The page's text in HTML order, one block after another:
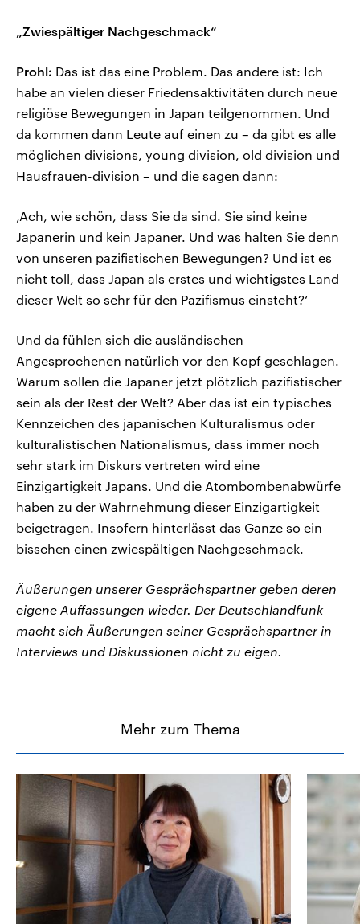
„Zwiespältiger Nachgeschmack“
Prohl: Das ist das eine Problem. Das andere ist: Ich
habe an vielen dieser Friedensaktivitäten durch neue
religiöse Bewegungen in Japan teilgenommen. Und
da kommen dann Leute auf einen zu – da gibt es alle
möglichen divisions, young division, old division und
Hausfrauen-division – und die sagen dann:
‚Ach, wie schön, dass Sie da sind. Sie sind keine
Japanerin und kein Japaner. Und was halten Sie denn
von unseren pazifistischen Bewegungen? Und ist es
nicht toll, dass Japan als erstes und wichtigstes Land
dieser Welt so sehr für den Pazifismus einsteht?‘
Und da fühlen sich die ausländischen
Angesprochenen natürlich vor den Kopf geschlagen.
Warum sollen die Japaner jetzt plötzlich pazifistischer
sein als der Rest der Welt? Aber das ist ein typisches
Kennzeichen des japanischen Kulturalismus oder
kulturalistischen Nationalismus, dass immer noch
sehr stark im Diskurs vertreten wird eine
Einzigartigkeit Japans. Und die Atombombenabwürfe
haben zu der Wahrnehmung dieser Einzigartigkeit
beigetragen. Insofern hinterlässt das Ganze so ein
bisschen einen zwiespältigen Nachgeschmack.
Äußerungen unserer Gesprächspartner geben deren
eigene Auffassungen wieder. Der Deutschlandfunk
macht sich Äußerungen seiner Gesprächspartner in
Interviews und Diskussionen nicht zu eigen.
Mehr zum Thema